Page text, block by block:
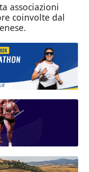
associazioni
coinvolte dal